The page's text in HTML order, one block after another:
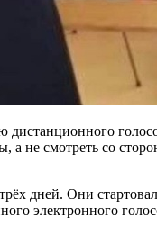
не смотреть со
дней. Они
электронного